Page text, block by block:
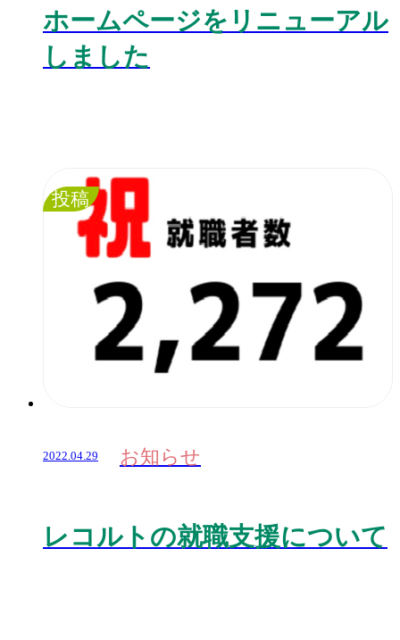
ホームページをリニューアル
しました
投稿
2022.04.29 お知らせ
レコルトの就職支援について